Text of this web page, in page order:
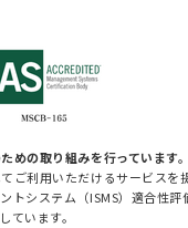
めの取り組みを行っています。
ご利用いただけるサービスを
トシステム（ISMS）適合性
ています。